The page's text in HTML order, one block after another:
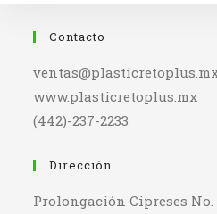
Contacto
www.plasticretoplus.mx
(442)-237-2233
Dirección
Prolongación Cipreses